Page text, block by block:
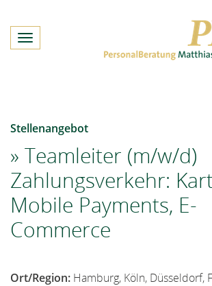
Toggle
Stellenangebot
Teamleiter (m/w/d)
Zahlungsverkehr:
Mobile Payments, E-
Commerce
Ort/Region: Hamburg, Köln, Düsseldorf,